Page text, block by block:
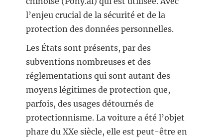
l’enjeu crucial de la sécurité et de la
protection des données personnelles.
Les États sont présents, par des
subventions nombreuses et des
réglementations qui sont autant des
moyens légitimes de protection que,
parfois, des usages détournés de
protectionnisme. La voiture a été l’objet
phare du XXe siècle, elle est peut-être en